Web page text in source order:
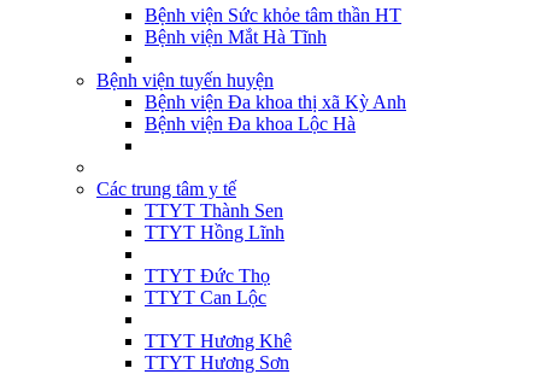
Bệnh viện Sức khỏe tâm thần HT
Bệnh viện Mắt Hà Tĩnh
Bệnh viện tuyến huyện
Bệnh viện Đa khoa thị xã Kỳ Anh
Bệnh viện Đa khoa Lộc Hà
Các trung tâm y tế
TTYT Thành Sen
TTYT Hồng Lĩnh
TTYT Đức Thọ
TTYT Can Lộc
TTYT Hương Khê
TTYT Hương Sơn